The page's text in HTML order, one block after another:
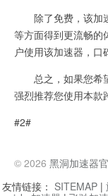
除了免费，该加
等方面得到更流畅的
户使用该加速器，口
总之，如果您希望
强烈推荐您使用本款
#2#
© 2026 黑洞加速器
友情链接： SITEMAP |